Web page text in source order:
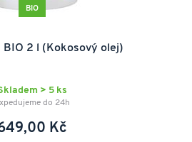
BIO
BIO 2 l (Kokosový olej)
> 5 ks
do 24h
Kč